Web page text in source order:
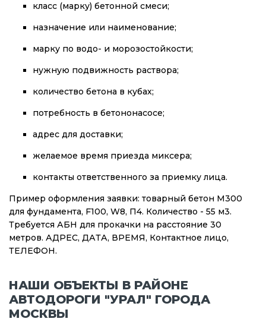
класс (марку) бетонной смеси;
назначение или наименование;
марку по водо- и морозостойкости;
нужную подвижность раствора;
количество бетона в кубах;
потребность в бетононасосе;
адрес для доставки;
желаемое время приезда миксера;
контакты ответственного за приемку лица.
Пример оформления заявки: товарный бетон М300
для фундамента, F100, W8, П4. Количество - 55 м3.
Требуется АБН для прокачки на расстояние 30
метров. АДРЕС, ДАТА, ВРЕМЯ, Контактное лицо,
ТЕЛЕФОН.
НАШИ ОБЪЕКТЫ В РАЙОНЕ
АВТОДОРОГИ "УРАЛ" ГОРОДА
МОСКВЫ